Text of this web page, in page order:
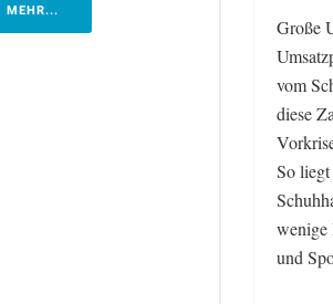
MEHR...
Große
vom
diese
So
wenige
und